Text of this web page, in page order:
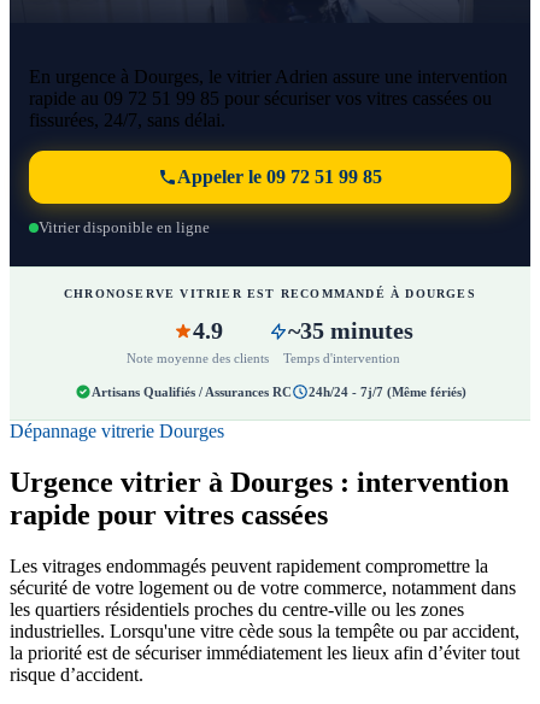
En urgence à Dourges, le vitrier Adrien assure une intervention
rapide au 09 72 51 99 85 pour sécuriser vos vitres cassées ou
fissurées, 24/7, sans délai.
Appeler le 09 72 51 99 85
Vitrier disponible en ligne
CHRONOSERVE VITRIER EST RECOMMANDÉ À DOURGES
4.9
Note moyenne des clients
~35 minutes
Temps d'intervention
Artisans Qualifiés / Assurances RC 24h/24 - 7j/7 (Même fériés)
Dépannage vitrerie Dourges
Urgence vitrier à Dourges : intervention
rapide pour vitres cassées
Les vitrages endommagés peuvent rapidement compromettre la
sécurité de votre logement ou de votre commerce, notamment dans
les quartiers résidentiels proches du centre-ville ou les zones
industrielles. Lorsqu'une vitre cède sous la tempête ou par accident,
la priorité est de sécuriser immédiatement les lieux afin d’éviter tout
risque d’accident.